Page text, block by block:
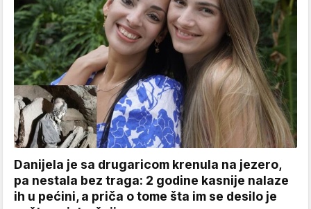
Danijela je sa drugaricom krenula na jezero,
pa nestala bez traga: 2 godine kasnije nalaze
ih u pećini, a priča o tome šta im se desilo je